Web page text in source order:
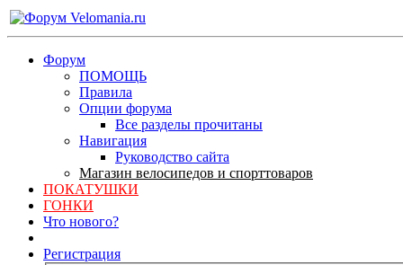
Форум
ПОМОЩЬ
Правила
Опции форума
Все разделы прочитаны
Навигация
Руководство сайта
Магазин велосипедов и спорттоваров
ПОКАТУШКИ
ГОНКИ
Что нового?
Регистрация